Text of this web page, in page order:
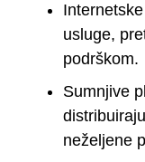
usluge,
podrškom.
Sumnjive
neželjene